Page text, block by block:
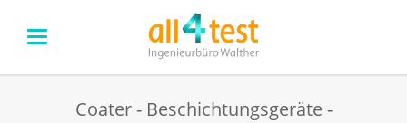
Coater - Beschichtungsgeräte -